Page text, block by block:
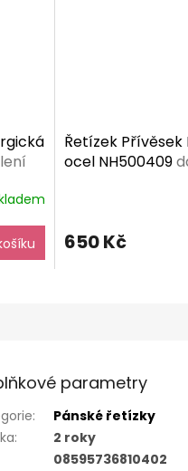
Řetízek Přívěsek
ocel NH500409
650 Kč
parametry
:
Pánské řetízky
:
2 roky
08595736810402